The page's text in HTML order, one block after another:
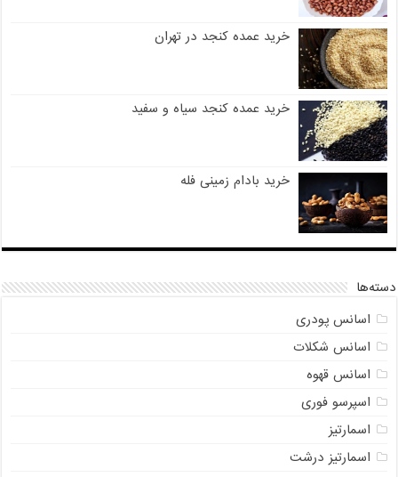
خرید عمده کنجد در تهران
خرید عمده کنجد سیاه و سفید
خرید بادام زمینی فله
دسته‌ها
اسانس پودری
اسانس شکلات
اسانس قهوه
اسپرسو فوری
اسمارتیز
اسمارتیز درشت